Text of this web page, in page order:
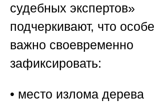
судебных экспертов»
подчеркивают, что
важно своевременно
зафиксировать:
• место излома дерева